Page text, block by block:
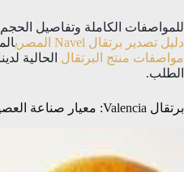
للمواصفات الكاملة وتفاصيل الحجم
دليل تصدير برتقال Navel المصري
مواصفات منتج البرتقال الحالية
الطلب.
برتقال Valencia: معيار صناعة العصير